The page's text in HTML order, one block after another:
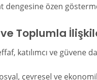
dengesine özen
Toplumla
katılımcı ve güvene
çevresel ve